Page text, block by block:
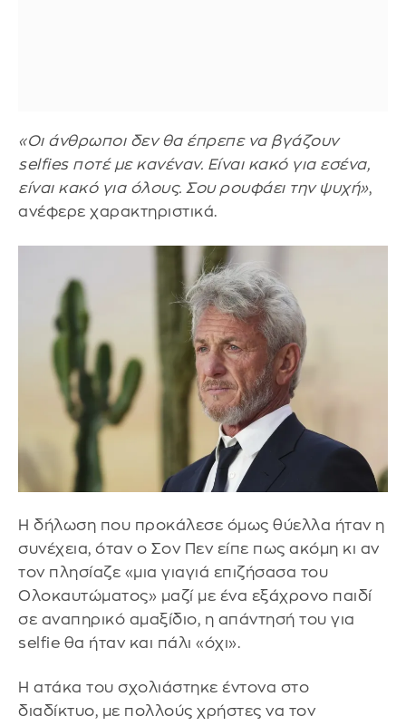
«Οι άνθρωποι δεν θα έπρεπε να βγάζουν
selfies ποτέ με κανέναν. Είναι κακό για εσένα,
είναι κακό για όλους. Σου ρουφάει την ψυχή»,
ανέφερε χαρακτηριστικά.
Η δήλωση που προκάλεσε όμως θύελλα ήταν η
συνέχεια, όταν ο Σον Πεν είπε πως ακόμη κι αν
τον πλησίαζε «μια γιαγιά επιζήσασα του
Ολοκαυτώματος» μαζί με ένα εξάχρονο παιδί
σε αναπηρικό αμαξίδιο, η απάντησή του για
selfie θα ήταν και πάλι «όχι».
Η ατάκα του σχολιάστηκε έντονα στο
διαδίκτυο, με πολλούς χρήστες να τον